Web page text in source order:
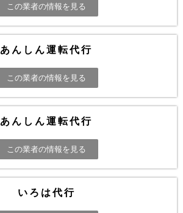
この業者の情報を見る
あんしん運転代行
この業者の情報を見る
あんしん運転代行
この業者の情報を見る
いろは代行